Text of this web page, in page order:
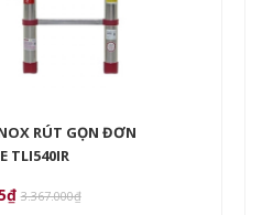
RÚT GỌN ĐƠN
TLI540IR
3.367.000₫